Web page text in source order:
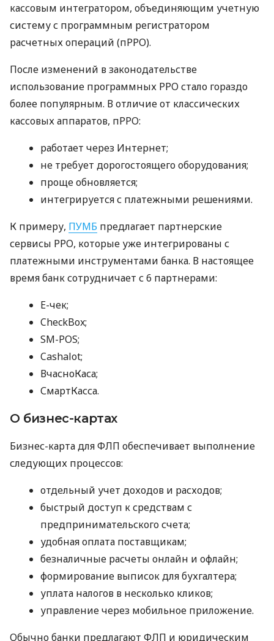
кассовым интегратором, объединяющим учетную
систему с программным регистратором
расчетных операций (пРРО).
После изменений в законодательстве
использование программных РРО стало гораздо
более популярным. В отличие от классических
кассовых аппаратов, пРРО:
работает через Интернет;
не требует дорогостоящего оборудования;
проще обновляется;
интегрируется с платежными решениями.
К примеру, ПУМБ предлагает партнерские
сервисы РРО, которые уже интегрированы с
платежными инструментами банка. В настоящее
время банк сотрудничает с 6 партнерами:
E-чек;
CheckBox;
SM-POS;
Cashalot;
ВчасноКаса;
СмартКасса.
О бизнес-картах
Бизнес-карта для ФЛП обеспечивает выполнение
следующих процессов:
отдельный учет доходов и расходов;
быстрый доступ к средствам с
предпринимательского счета;
удобная оплата поставщикам;
безналичные расчеты онлайн и офлайн;
формирование выписок для бухгалтера;
уплата налогов в несколько кликов;
управление через мобильное приложение.
Обычно банки предлагают ФЛП и юридическим